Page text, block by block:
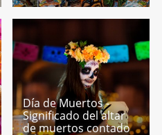
Día de Muertos -
Significado del altar
de muertos contado